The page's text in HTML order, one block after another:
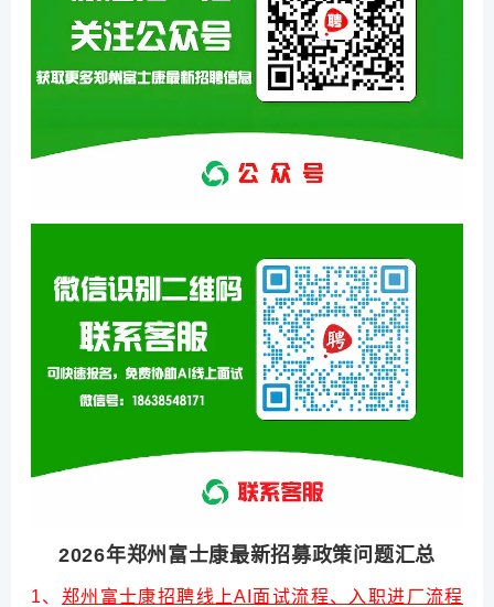
2026年郑州富士康最新招募政策问题汇总
1、 郑州富士康招聘线上AI面试流程、入职进厂流程